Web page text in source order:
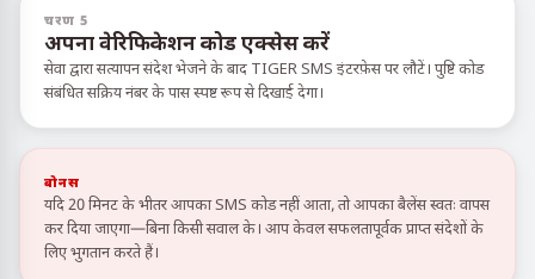
चरण 5
अपना वेरिफिकेशन कोड एक्सेस करें
सेवा द्वारा सत्यापन संदेश भेजने के बाद TIGER SMS इंटरफ़ेस पर लौटें। पुष्टि कोड
संबंधित सक्रिय नंबर के पास स्पष्ट रूप से दिखाई देगा।
बोनस
यदि 20 मिनट के भीतर आपका SMS कोड नहीं आता, तो आपका बैलेंस स्वतः वापस
कर दिया जाएगा—बिना किसी सवाल के। आप केवल सफलतापूर्वक प्राप्त संदेशों के
लिए भुगतान करते हैं।